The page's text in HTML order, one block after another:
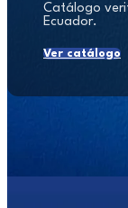
Catálogo
Ecuador.
Ver catálogo